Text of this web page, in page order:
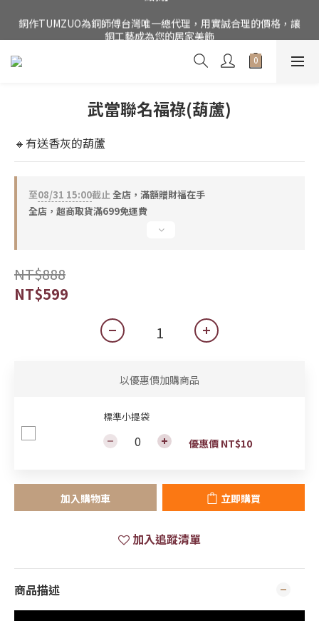
公司電話(02)27852017，門市為預約制【請點我】
銅工藝成為您的居家美飾
公司電話(02)27852017，門市為預約制【請點我】
武當聯名福祿(葫蘆)
🔸有送香灰的葫蘆
至08/31 15:00截止全店，滿額贈財福在手
全店，超商取貨滿699免運費
NT$888
NT$599
以優惠價加購商品
標準小提袋
優惠價 NT$10
加入購物車 立即購買
加入追蹤清單
商品描述